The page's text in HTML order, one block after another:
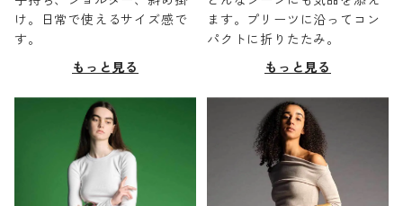
け。日常で使えるサイズ感で
す。
もっと見る
ます。プリーツに沿ってコン
パクトに折りたたみ。
もっと見る